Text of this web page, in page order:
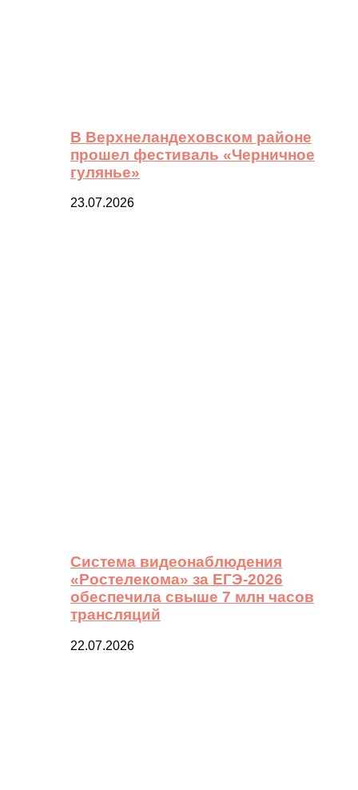
В Верхнеландеховском районе
прошел фестиваль «Черничное
гулянье»
23.07.2026
Система видеонаблюдения
«Ростелекома» за ЕГЭ-2026
обеспечила свыше 7 млн часов
трансляций
22.07.2026